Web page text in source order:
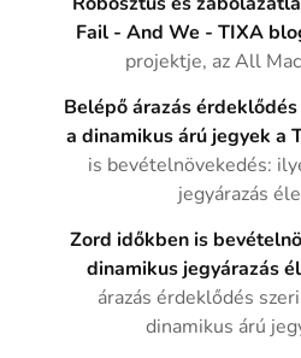
Fail - And We - TIXA
projektje, az All
Belépő árazás
a dinamikus árú jegyek a
is bevételnövekedés:
jegyárazás
Zord időkben is
dinamikus jegyárazás
árazás érdeklődés
dinamikus árú